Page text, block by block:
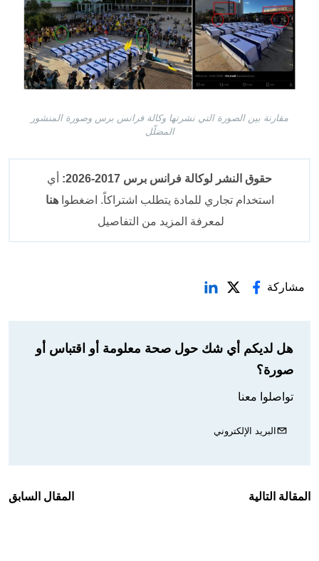
مقارنة بين الصورة التي نشرتها وكالة فرانس برس وصورة المنشور
المضلّل
حقوق النشر لوكالة فرانس برس 2017-2026:
أي
استخدام تجاري للمادة يتطلب اشتراكاً. اضغطواهنا
لمعرفة المزيد من التفاصيل
مشاركة
هل لديكم أي شك حول صحة معلومة أو اقتباس أو
صورة؟
تواصلوا معنا
البريد الإلكتروني
المقالة التالية المقال السابق